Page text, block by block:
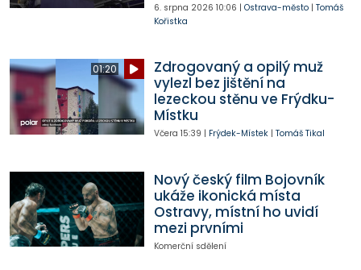
6. srpna 2026 10:06 | Ostrava-město| Tomáš
Kořistka
01:20
Zdrogovaný a opilý muž
vylezl bez jištění na
lezeckou stěnu ve Frýdku-
Místku
Včera 15:39 | Frýdek-Místek| Tomáš Tikal
Nový český film Bojovník
ukáže ikonická místa
Ostravy, místní ho uvidí
mezi prvními
Komerční sdělení